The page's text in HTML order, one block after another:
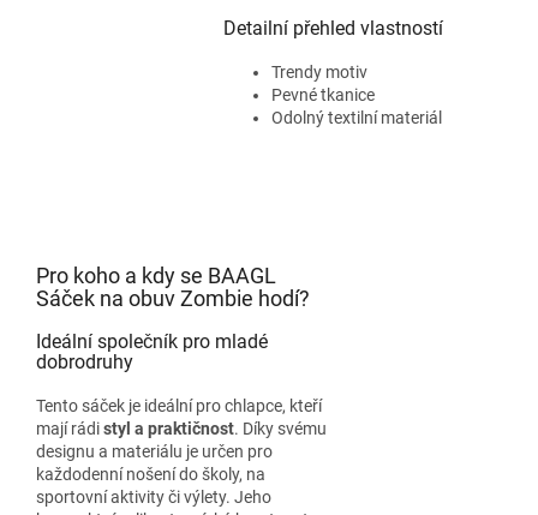
Detailní přehled vlastností
Trendy motiv
Pevné tkanice
Odolný textilní materiál
Pro koho a kdy se BAAGL
Sáček na obuv Zombie hodí?
Ideální společník pro mladé
dobrodruhy
Tento sáček je ideální pro chlapce, kteří
mají rádistyl a praktičnost. Díky svému
designu a materiálu je určen pro
každodenní nošení do školy, na
sportovní aktivity či výlety. Jeho